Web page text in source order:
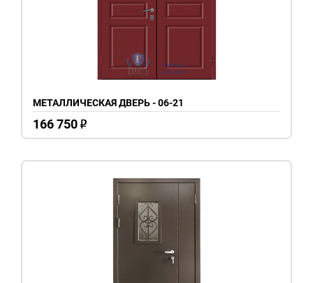
МЕТАЛЛИЧЕСКАЯ ДВЕРЬ - 06-21
166 750 o